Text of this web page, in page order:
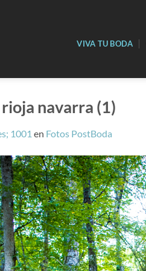
VIVA TU BODA
navarra (1)
1001 en Fotos PostBoda